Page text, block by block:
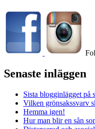
Senaste inläggen
Sista blogginlägget på
Vilken grönsakssvarv
Hemma igen!
Hur man blir en sån